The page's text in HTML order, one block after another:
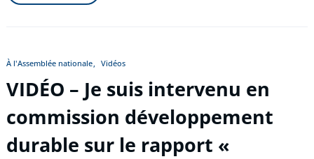
À l'Assemblée nationale Vidéos
VIDÉO – Je suis intervenu en
commission développement
durable sur le rapport «